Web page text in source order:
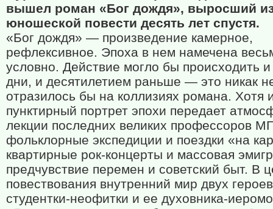
вышел роман «Бог дождя», выросший
юношеской повести десять лет спустя.
«Бог дождя» — произведение камерное,
рефлексивное. Эпоха в нем намечена
условно. Действие могло бы происходить
дни, и десятилетием раньше — это никак
отразилось бы на коллизиях романа. Хотя
пунктирный портрет эпохи передает
лекции последних великих профессоров
фольклорные экспедиции и поездки «на
квартирные рок-концерты и массовая
предчувствие перемен и советский быт. В
повествования внутренний мир двух
студентки-неофитки и ее духовника-